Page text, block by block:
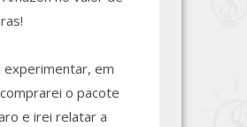
experimentar, em
o pacote
e irei relatar a